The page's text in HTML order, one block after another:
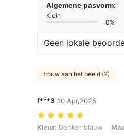
Algemene pasvorm:
Klein
0%
Geen lokale
trouw aan het beeld (2)
f***3 30 Apr,2026
Kleur: Donker blauw, Maat: M
Kleur: Donker blauw